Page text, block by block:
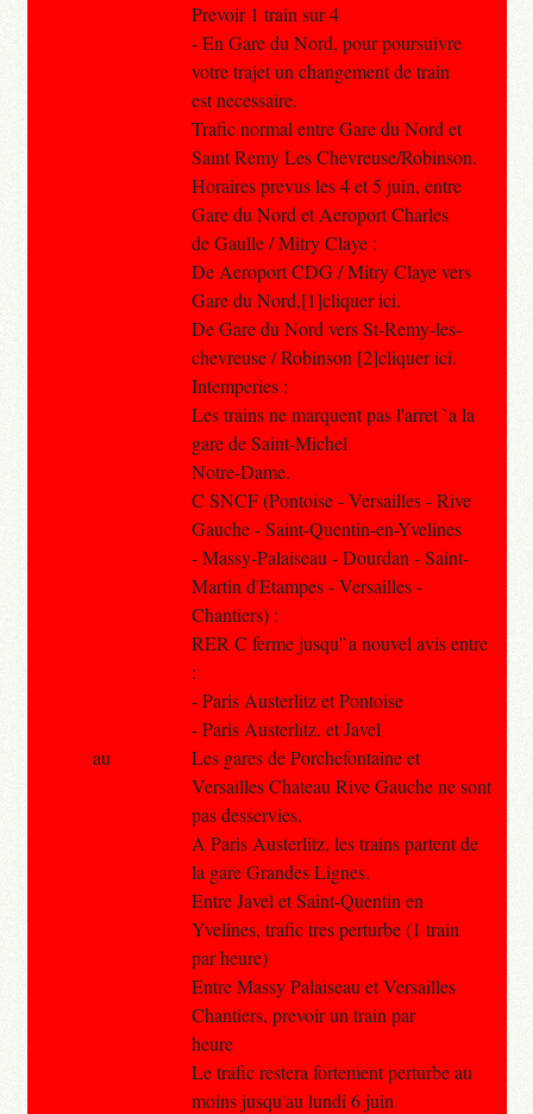
Prevoir 1 train sur 4
- En Gare du Nord, pour poursuivre
votre trajet un changement de train
est necessaire.
Trafic normal entre Gare du Nord et
Saint Remy Les Chevreuse/Robinson.
Horaires prevus les 4 et 5 juin, entre
Gare du Nord et Aeroport Charles
de Gaulle / Mitry Claye :
De Aeroport CDG / Mitry Claye vers
Gare du Nord,[1]cliquer ici.
De Gare du Nord vers St-Remy-les-
chevreuse / Robinson [2]cliquer ici.
Intemperies :
Les trains ne marquent pas l'arret `a la
gare de Saint-Michel
Notre-Dame.
C SNCF (Pontoise - Versailles - Rive
Gauche - Saint-Quentin-en-Yvelines
- Massy-Palaiseau - Dourdan - Saint-
Martin d'Etampes - Versailles -
Chantiers) :
RER C ferme jusqu'`a nouvel avis entre
:
- Paris Austerlitz et Pontoise
- Paris Austerlitz. et Javel
Les gares de Porchefontaine et
Versailles Chateau Rive Gauche ne sont
pas desservies.
A Paris Austerlitz, les trains partent de
la gare Grandes Lignes.
Entre Javel et Saint-Quentin en
Yvelines, trafic tres perturbe (1 train
par heure)
Entre Massy Palaiseau et Versailles
Chantiers, prevoir un train par
heure
Le trafic restera fortement perturbe au
moins jusqu'au lundi 6 juin
au